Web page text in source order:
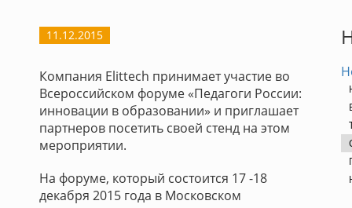
11.12.2015
Компания Elittech принимает участие во
Всероссийском форуме «Педагоги России:
инновации в образовании» и приглашает
партнеров посетить своей стенд на этом
мероприятии.
На форуме, который состоится 17 -18
декабря 2015 года в Московском